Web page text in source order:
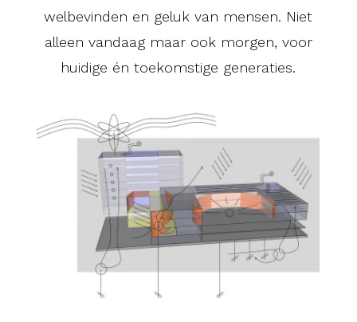
welbevinden en geluk van mensen. Niet
alleen vandaag maar ook morgen, voor
huidige én toekomstige generaties.